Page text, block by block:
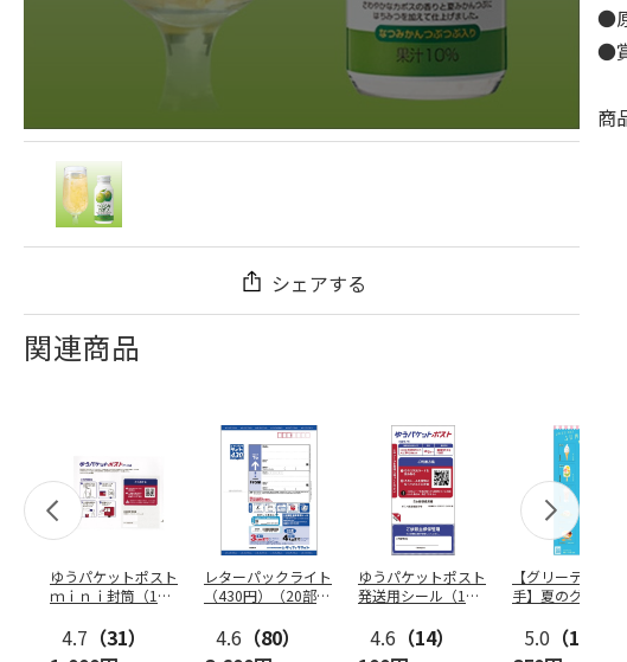
シェアする
関連商品
ゆうパケットポスト
ｍｉｎｉ封筒（1個
4.7 （31）
レターパックライト
（430円）（20部セ
4.6 （80）
ゆうパケットポスト
発送用シール（1個
4.6 （14）
【グリーティング
手】夏のグリーテ
5.0 （10）
●
●
商